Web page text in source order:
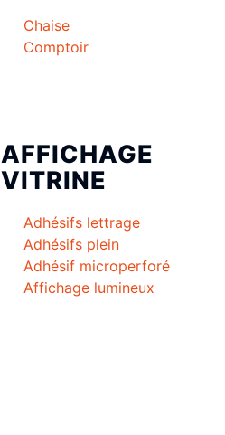
Chaise
Comptoir
AFFICHAGE
VITRINE
Adhésifs lettrage
Adhésifs plein
Adhésif microperforé
Affichage lumineux